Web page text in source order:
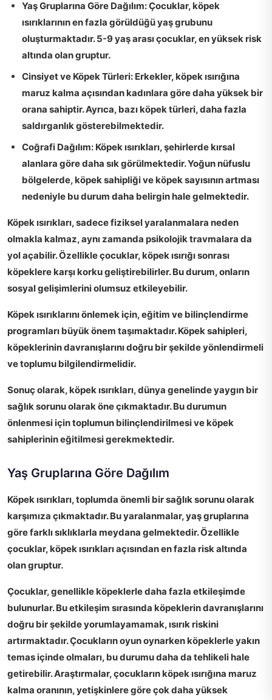
Yaş Gruplarına Göre Dağılım:Çocuklar, köpek
ısırıklarının en fazla görüldüğü yaş grubunu
oluşturmaktadır. 5-9 yaş arası çocuklar, en yüksek risk
altında olan gruptur.
Cinsiyet ve Köpek Türleri: Erkekler, köpek ısırığına
maruz kalma açısından kadınlara göre daha yüksek bir
orana sahiptir. Ayrıca, bazı köpek türleri, daha fazla
saldırganlık gösterebilmektedir.
Coğrafi Dağılım: Köpek ısırıkları, şehirlerde kırsal
alanlara göre daha sık görülmektedir. Yoğun nüfuslu
bölgelerde, köpek sahipliği ve köpek sayısının artması
nedeniyle bu durum daha belirgin hale gelmektedir.
Köpek ısırıkları, sadece fiziksel yaralanmalara neden
olmakla kalmaz, aynı zamanda psikolojik travmalara da
yol açabilir. Özellikle çocuklar, köpek ısırığı sonrası
köpeklere karşı korku geliştirebilirler. Bu durum, onların
sosyal gelişimlerini olumsuz etkileyebilir.
Köpek ısırıklarını önlemek için, eğitim ve bilinçlendirme
programları büyük önem taşımaktadır.Köpek sahipleri,
köpeklerinin davranışlarını doğru bir şekilde yönlendirmeli
ve toplumu bilgilendirmelidir.
Sonuç olarak, köpek ısırıkları, dünya genelinde yaygın bir
sağlık sorunu olarak öne çıkmaktadır. Bu durumun
önlenmesi için toplumun bilinçlendirilmesi ve köpek
sahiplerinin eğitilmesi gerekmektedir.
Yaş Gruplarına Göre Dağılım
Köpek ısırıkları, toplumda önemli bir sağlık sorunu olarak
karşımıza çıkmaktadır. Bu yaralanmalar, yaş gruplarına
göre farklı sıklıklarla meydana gelmektedir. Özellikle
çocuklar, köpek ısırıkları açısından en fazla risk altında
olan gruptur.
Çocuklar, genellikle köpeklerle daha fazla etkileşimde
bulunurlar. Bu etkileşim sırasında köpeklerin davranışlarını
doğru bir şekilde yorumlayamamak, ısırık riskini
artırmaktadır. Çocukların oyun oynarken köpeklerle yakın
temas içinde olmaları, bu durumu daha da tehlikeli hale
getirebilir. Araştırmalar, çocukların köpek ısırığına maruz
kalma oranının, yetişkinlere göre çok daha yüksek